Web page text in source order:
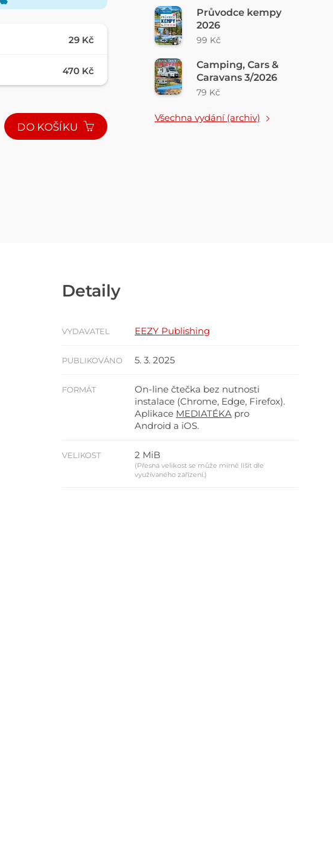
29 Kč
470 Kč
DO KOŠÍKU
Průvodce kempy
2026
99 Kč
Camping, Cars &
Caravans 3/2026
79 Kč
Všechna vydání (archiv)
Detaily
VYDAVATEL EEZY Publishing
PUBLIKOVÁNO 5. 3. 2025
FORMÁT
On-line čtečka bez nutnosti
instalace (Chrome, Edge, Firefox).
Aplikace MEDIATÉKA pro
Android a iOS.
VELIKOST 2 MiB
(Přesná velikost se může mírně lišit dle
využívaného zařízení.)